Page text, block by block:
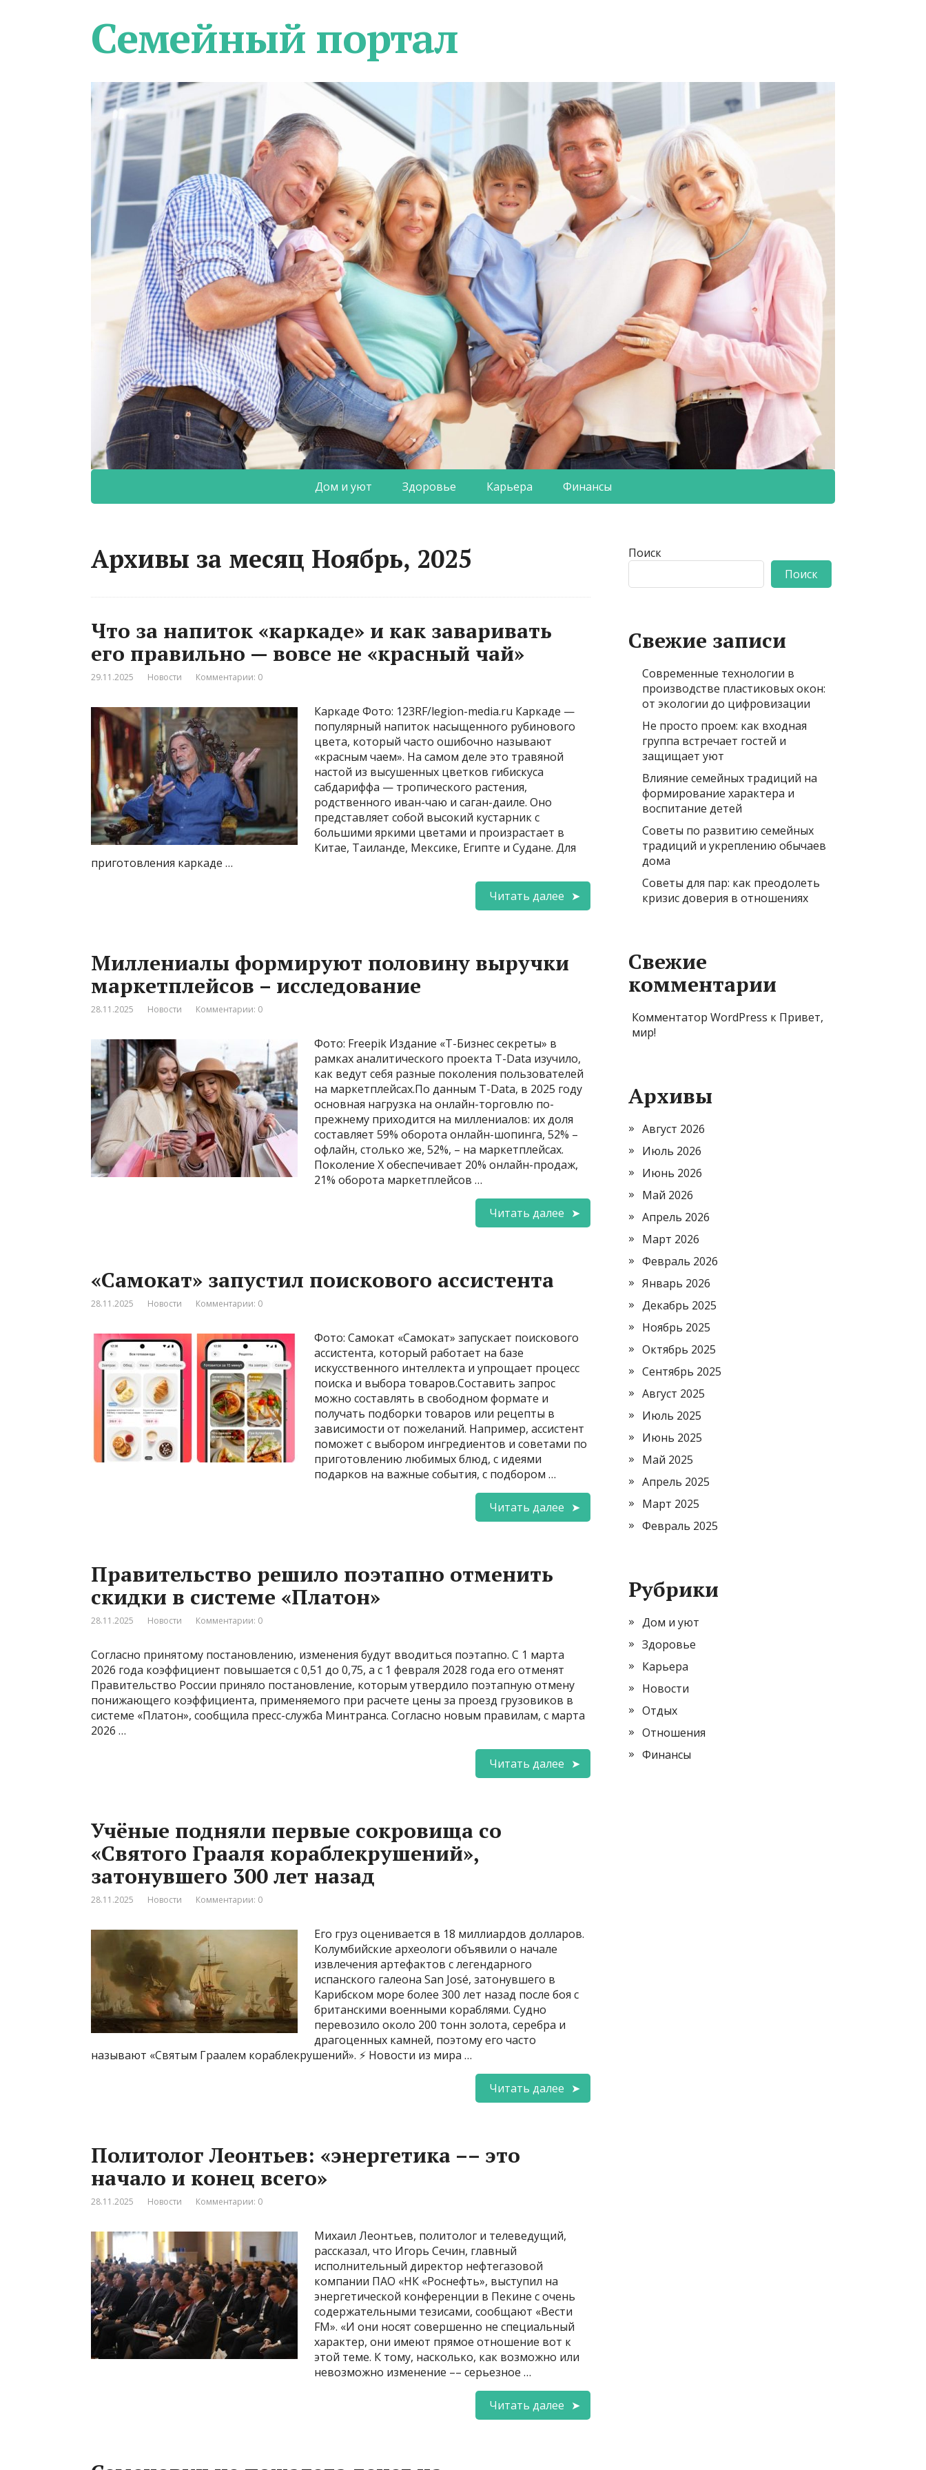
Семейный портал
Дом и уют Здоровье Карьера Финансы
Архивы за месяц Ноябрь, 2025
Что за напиток «каркаде» и как заваривать
его правильно — вовсе не «красный чай»
29.11.2025 Новости Комментарии: 0
Каркаде Фото: 123RF/legion-media.ru Каркаде —
популярный напиток насыщенного рубинового
цвета, который часто ошибочно называют
«красным чаем». На самом деле это травяной
настой из высушенных цветков гибискуса
сабдариффа — тропического растения,
родственного иван-чаю и саган-даиле. Оно
представляет собой высокий кустарник с
большими яркими цветами и произрастает в
Китае, Таиланде, Мексике, Египте и Судане. Для
приготовления каркаде …
Читать далее
Миллениалы формируют половину выручки
маркетплейсов – исследование
28.11.2025 Новости Комментарии: 0
Фото: Freepik Издание «Т-Бизнес секреты» в
рамках аналитического проекта T-Data изучило,
как ведут себя разные поколения пользователей
на маркетплейсах.По данным T-Data, в 2025 году
основная нагрузка на онлайн-торговлю по-
прежнему приходится на миллениалов: их доля
составляет 59% оборота онлайн-шопинга, 52% –
офлайн, столько же, 52%, – на маркетплейсах.
Поколение X обеспечивает 20% онлайн-продаж,
21% оборота маркетплейсов …
Читать далее
«Самокат» запустил поискового ассистента
28.11.2025 Новости Комментарии: 0
Фото: Самокат «Самокат» запускает поискового
ассистента, который работает на базе
искусственного интеллекта и упрощает процесс
поиска и выбора товаров.Cоставить запрос
можно составлять в свободном формате и
получать подборки товаров или рецепты в
зависимости от пожеланий. Например, ассистент
поможет с выбором ингредиентов и советами по
приготовлению любимых блюд, с идеями
подарков на важные события, с подбором …
Читать далее
Правительство решило поэтапно отменить
скидки в системе «Платон»
28.11.2025 Новости Комментарии: 0
Согласно принятому постановлению, изменения будут вводиться поэтапно. С 1 марта
2026 года коэффициент повышается с 0,51 до 0,75, а с 1 февраля 2028 года его отменят
Правительство России приняло постановление, которым утвердило поэтапную отмену
понижающего коэффициента, применяемого при расчете цены за проезд грузовиков в
системе «Платон», сообщила пресс-служба Минтранса. Согласно новым правилам, с марта
2026 …
Читать далее
Учёные подняли первые сокровища со
«Святого Грааля кораблекрушений»,
затонувшего 300 лет назад
28.11.2025 Новости Комментарии: 0
Его груз оценивается в 18 миллиардов долларов.
Колумбийские археологи объявили о начале
извлечения артефактов с легендарного
испанского галеона San José, затонувшего в
Карибском море более 300 лет назад после боя с
британскими военными кораблями. Судно
перевозило около 200 тонн золота, серебра и
драгоценных камней, поэтому его часто
называют «Святым Граалем кораблекрушений». ⚡ Новости из мира …
Читать далее
Политолог Леонтьев: «энергетика –– это
начало и конец всего»
28.11.2025 Новости Комментарии: 0
Михаил Леонтьев, политолог и телеведущий,
рассказал, что Игорь Сечин, главный
исполнительный директор нефтегазовой
компании ПАО «НК «Роснефть», выступил на
энергетической конференции в Пекине с очень
содержательными тезисами, сообщают «Вести
FM». «И они носят совершенно не специальный
характер, они имеют прямое отношение вот к
этой теме. К тому, насколько, как возможно или
невозможно изменение –– серьезное …
Читать далее
Поиск
Поиск
Свежие записи
Современные технологии в
производстве пластиковых окон:
от экологии до цифровизации
Не просто проем: как входная
группа встречает гостей и
защищает уют
Влияние семейных традиций на
формирование характера и
воспитание детей
Советы по развитию семейных
традиций и укреплению обычаев
дома
Советы для пар: как преодолеть
кризис доверия в отношениях
Свежие
комментарии
Комментатор WordPress к Привет,
мир!
Архивы
Август 2026
Июль 2026
Июнь 2026
Май 2026
Апрель 2026
Март 2026
Февраль 2026
Январь 2026
Декабрь 2025
Ноябрь 2025
Октябрь 2025
Сентябрь 2025
Август 2025
Июль 2025
Июнь 2025
Май 2025
Апрель 2025
Март 2025
Февраль 2025
Рубрики
Дом и уют
Здоровье
Карьера
Новости
Отдых
Отношения
Финансы